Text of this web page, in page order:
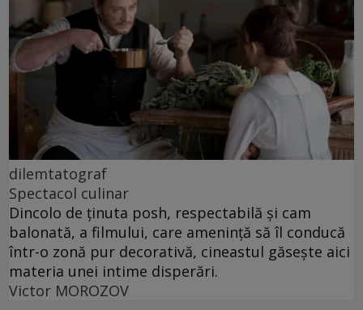
dilemtatograf
Spectacol culinar
Dincolo de ținuta posh, respectabilă și cam
balonată, a filmului, care amenință să îl conducă
într-o zonă pur decorativă, cineastul găsește aici
materia unei intime disperări.
Victor MOROZOV